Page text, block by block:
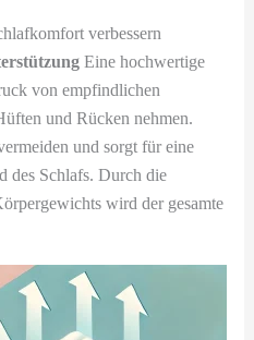
verbessern
Eine hochwertige
von empfindlichen
und Rücken nehmen.
und sorgt für eine
des Schlafs. Durch die
wird der gesamte